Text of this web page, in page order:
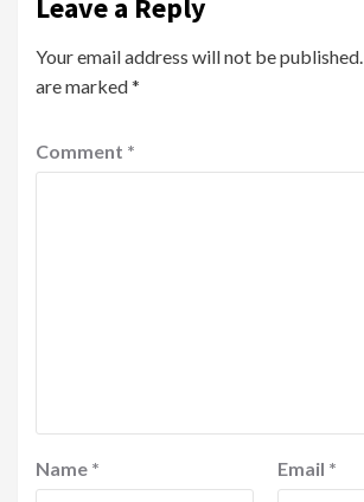
Leave a Reply
Your email address will not be published.
are marked*
Comment *
Name * Email *